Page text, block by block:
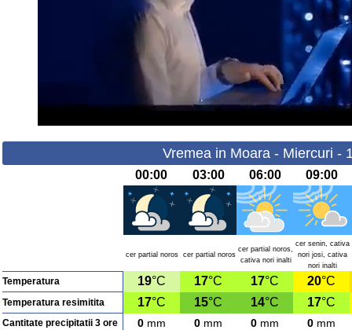
Vremea in Moara - Miercuri -
00:00 03:00 06:00 09:00
cer partial noros cer partial noros
cer partial noros,
cativa nori inalti
cer senin, cativa
nori josi, cativa
nori inalti
Temperatura 19°C 17°C 17°C 20°C
Temperatura resimitita 17°C 15°C 14°C 17°C
Cantitate precipitatii 3 ore 0 mm 0 mm 0 mm 0 mm